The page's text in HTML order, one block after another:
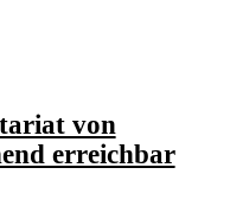
von
erreichbar